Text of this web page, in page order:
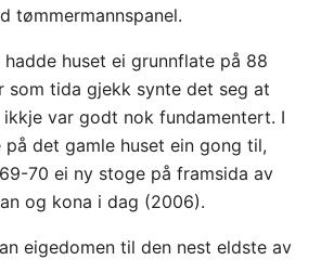
tømmermannspanel.
huset ei grunnflate på 88
som tida gjekk synte det seg at
var godt nok fundamentert. I
det gamle huset ein gong til,
70 ei ny stoge på framsida av
og kona i dag (2006).
eigedomen til den nest eldste av